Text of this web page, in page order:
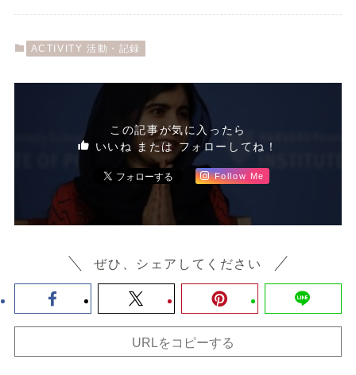
ACTIVITY 活動・記録
この記事が気に入ったら
いいね または フォローしてね！
Follow Me
ぜひ、シェアしてください
URLをコピーする